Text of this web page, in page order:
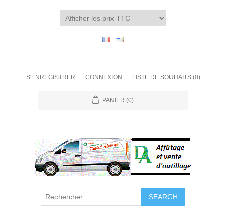
S'ENREGISTRER CONNEXION LISTE DE SOUHAITS (0)
PANIER (0)